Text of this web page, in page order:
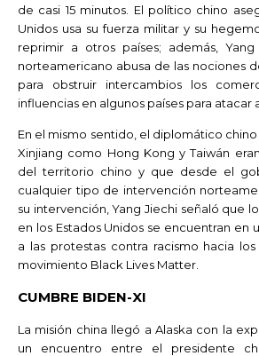
de casi 15 minutos. El político chino
Unidos usa su fuerza militar y su
reprimir a otros países; además,
norteamericano abusa de las nociones
para obstruir intercambios los
influencias en algunos países para atacar
En el mismo sentido, el diplomático
Xinjiang como Hong Kong y Taiwán
del territorio chino y que desde el
cualquier tipo de intervención
su intervención, Yang Jiechi señaló que
en los Estados Unidos se encuentran en
a las protestas contra racismo hacia
movimiento Black Lives Matter.
CUMBRE BIDEN-XI
La misión china llegó a Alaska con la
un encuentro entre el presidente